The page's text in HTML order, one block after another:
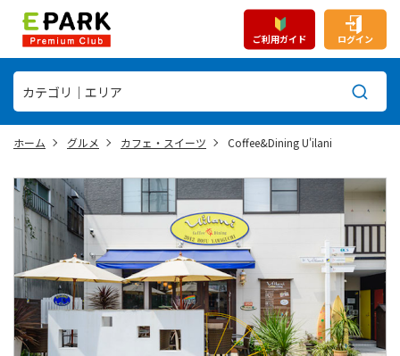
ご利用ガイド ログイン
ホーム グルメ カフェ・スイーツ Coffee&Dining U'ilani